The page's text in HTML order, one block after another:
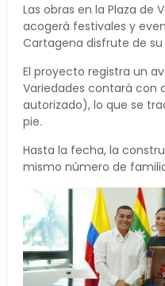
Las obras en la Plaza de
acogerá festivales y
Cartagena disfrute de
El proyecto registra un
Variedades contará con
autorizado), lo que se
pie.
Hasta la fecha, la
mismo número de